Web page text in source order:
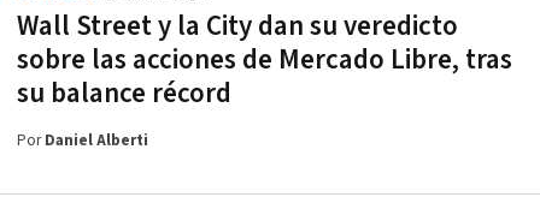
Wall Street y la City dan su veredicto
sobre las acciones de Mercado Libre, tras
su balance récord
PorDaniel Alberti